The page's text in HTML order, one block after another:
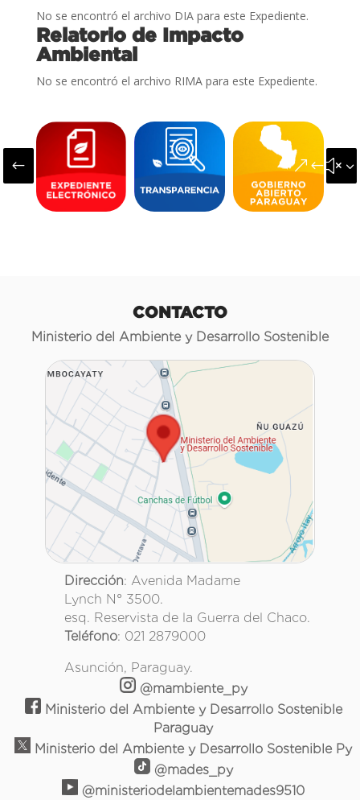
No se encontró el archivo DIA para este Expediente.
Relatorio de Impacto
Ambiental
No se encontró el archivo RIMA para este Expediente.
#
CONTACTO
Ministerio del Ambiente y Desarrollo Sostenible
Dirección: Avenida Madame
Lynch N° 3500.
esq. Reservista de la Guerra del Chaco.
Teléfono: 021 2879000
Asunción, Paraguay.
@mambiente_py
Ministerio del Ambiente y Desarrollo Sostenible
Paraguay
Ministerio del Ambiente y Desarrollo Sostenible Py
@mades_py
@ministeriodelambientemades9510